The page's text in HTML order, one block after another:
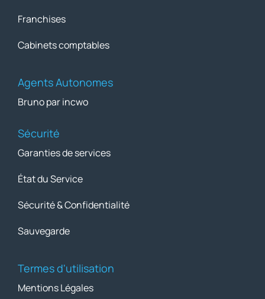
Franchises
Cabinets comptables
Agents Autonomes
Bruno par incwo
Sécurité
Garanties de services
État du Service
Sécurité & Confidentialité
Sauvegarde
Termes d'utilisation
Mentions Légales